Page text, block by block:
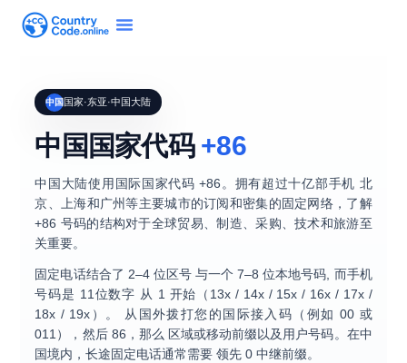
中国国家·东亚·中国大陆
中国国家代码 +86
中国大陆使用国际国家代码+86 。拥有超过十亿部手机 北
京、上海和广州等主要城市的订阅和密集的固定网络，了解
+86 号码的结构对于全球贸易、制造、采购、技术和旅游至
关重要。
固定电话结合了 2–4 位区号与一个7–8 位本地号码 , 而手机
号码是 11位数字 从 1 开始（13x / 14x / 15x / 16x / 17x /
18x / 19x）。 从国外拨打您的国际接入码（例如 00 或
011），然后 86 ，那么 区域或移动前缀以及用户号码。在中
国境内，长途固定电话通常需要 领先0 中继前缀。